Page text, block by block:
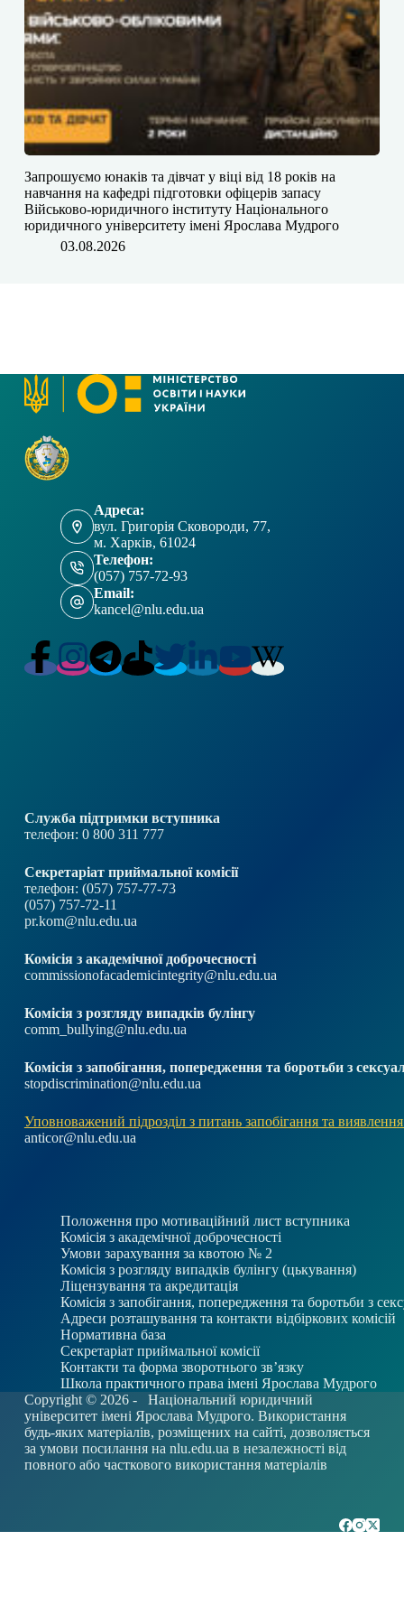
Запрошуємо юнаків та дівчат у віці від 18 років на
навчання на кафедрі підготовки офіцерів запасу
Військово-юридичного інституту Національного
юридичного університету імені Ярослава Мудрого
03.08.2026
Адреса:
вул. Григорія Сковороди, 77,
м. Харків, 61024
Телефон:
(057) 757-72-93
Email:
kancel@nlu.edu.ua
Служба підтримки вступника
телефон: 0 800 311 777
Секретаріат приймальної комісії
телефон: (057) 757-77-73
(057) 757-72-11
pr.kom@nlu.edu.ua
Комісія з академічної доброчесності
commissionofacademicintegrity@nlu.edu.ua
Комісія з розгляду випадків булінгу
comm_bullying@nlu.edu.ua
Комісія з запобігання, попередження та боротьби з
stopdiscrimination@nlu.edu.ua
Уповноважений підрозділ з питань запобігання та виявлення
anticor@nlu.edu.ua
Положення про мотиваційний лист вступника
Комісія з академічної доброчесності
Умови зарахування за квотою № 2
Комісія з розгляду випадків булінгу (цькування)
Ліцензування та акредитація
Комісія з запобігання, попередження та боротьби з
Адреси розташування та контакти відбіркових комісій
Нормативна база
Секретаріат приймальної комісії
Контакти та форма зворотнього зв’язку
Школа практичного права імені Ярослава Мудрого
Copyright © 2026 - Національний юридичний
університет імені Ярослава Мудрого. Використання
будь-яких матеріалів, розміщених на сайті, дозволяється
за умови посилання на nlu.edu.ua в незалежності від
повного або часткового використання матеріалів